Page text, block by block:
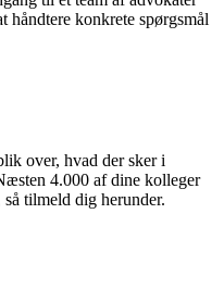
håndtere konkrete spørgsmål
over, hvad der sker i
4.000 af dine kolleger
tilmeld dig herunder.